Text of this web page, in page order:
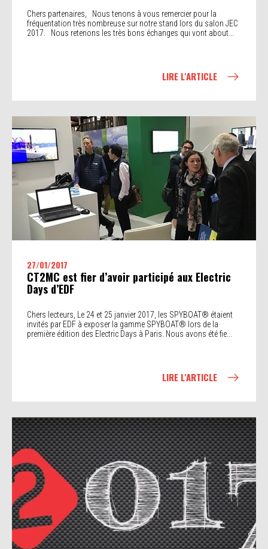
Chers partenaires, Nous tenons à vous remercier pour la
fréquentation très nombreuse sur notre stand lors du salon JEC
2017. Nous retenons les très bons échanges qui vont about...
LIRE L'ARTICLE
27/01/2017
CT2MC est fier d’avoir participé aux Electric
Days d’EDF
Chers lecteurs, Le 24 et 25 janvier 2017, les SPYBOAT® étaient
invités par EDF à exposer la gamme SPYBOAT® lors de la
première édition des Electric Days à Paris. Nous avons été fie...
LIRE L'ARTICLE
ROBOTIQUE
Réalisation de missions d'inspections avec les différentes
gammées de robots